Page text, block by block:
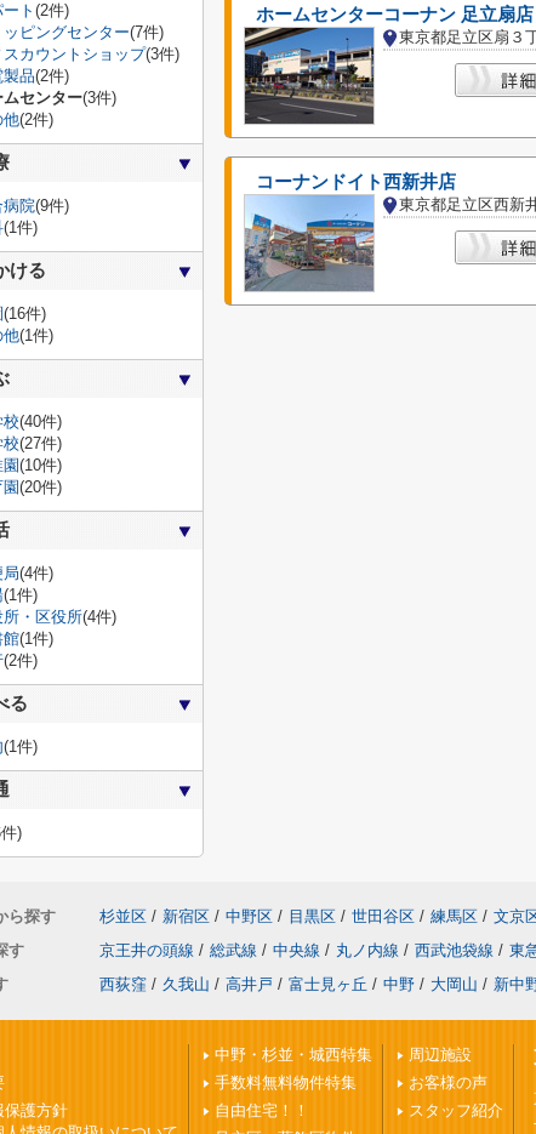
ホームセンターコーナン 足立扇店
東京都足立区扇３
コーナンドイト西新井店
東京都足立区西新
ト (2件)
ッピングセンター(7件)
スカウントショップ(3件)
品(2件)
ムセンター(3件)
他(2件)
病院(9件)
(1件)
ける
(16件)
他(1件)
校(40件)
校(27件)
(10件)
(20件)
局(4件)
(1件)
所・区役所(4件)
館(1件)
(2件)
る
(1件)
)
ら探す 杉並区 / 新宿区 / 中野区 / 目黒区 / 世田谷区 / 練馬区 / 文京
す
京王井の頭線 / 総武線 / 中央線 / 丸ノ内線 / 西武池袋線 / 東
西荻窪 / 久我山 / 高井戸 / 富士見ヶ丘 / 中野 / 大岡山 / 新中
保護方針
中野・杉並・城西特集
手数料無料物件特集
自由住宅！！
周辺施設
お客様の声
スタッフ紹介